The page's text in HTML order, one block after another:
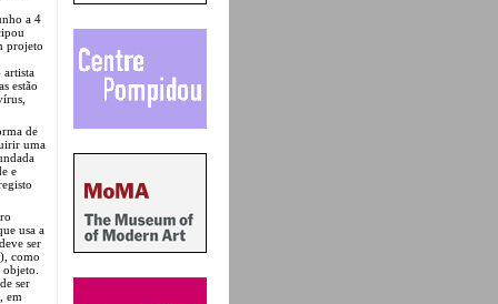
a 4
projeto
artista
estão
de
uma
e
usa a
ser
como
ser
em